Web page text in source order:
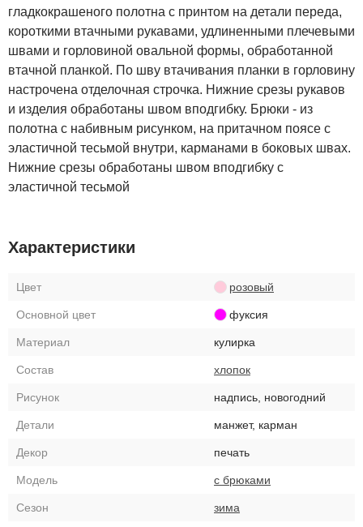
гладкокрашеного полотна с принтом на детали переда,
короткими втачными рукавами, удлиненными плечевыми
швами и горловиной овальной формы, обработанной
втачной планкой. По шву втачивания планки в горловину
настрочена отделочная строчка. Нижние срезы рукавов
и изделия обработаны швом вподгибку. Брюки - из
полотна с набивным рисунком, на притачном поясе с
эластичной тесьмой внутри, карманами в боковых швах.
Нижние срезы обработаны швом вподгибку с
эластичной тесьмой
Характеристики
Цвет розовый
Основной цвет фуксия
Материал кулирка
Состав хлопок
Рисунок надпись, новогодний
Детали манжет, карман
Декор печать
Модель с брюками
Сезон зима